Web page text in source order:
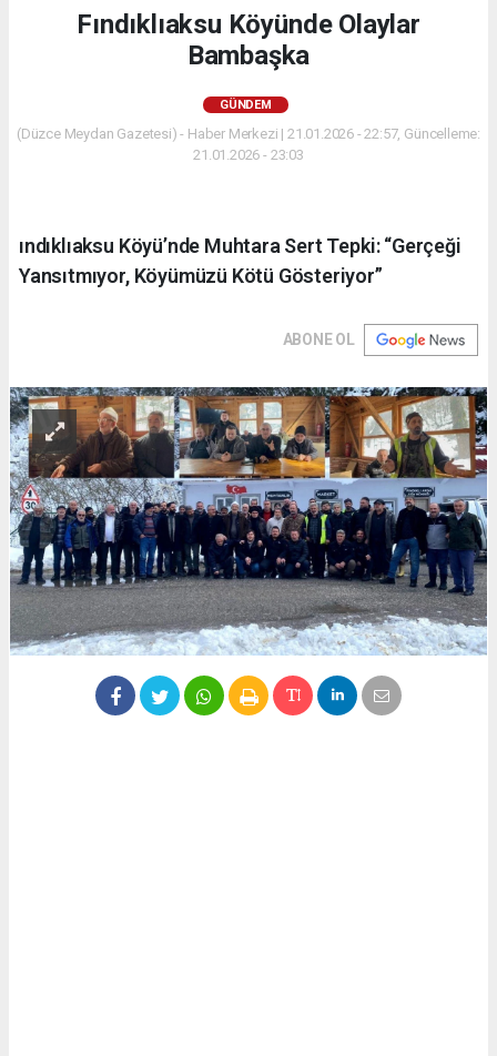
Fındıklıaksu Köyünde Olaylar
Bambaşka
GÜNDEM
(Düzce Meydan Gazetesi) - Haber Merkezi | 21.01.2026 - 22:57, Güncelleme:
21.01.2026 - 23:03
ındıklıaksu Köyü’nde Muhtara Sert Tepki: “Gerçeği
Yansıtmıyor, Köyümüzü Kötü Gösteriyor”
ABONE OL